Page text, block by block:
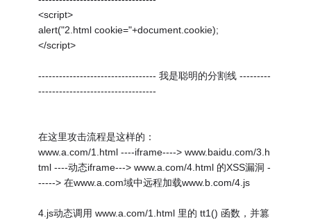
<script>
alert("2.html cookie="+document.cookie);
</script>
---------------------------------- 我是聪明的分割线 ---------
----------------------------------
在这里攻击流程是这样的：
www.a.com/1.html ----iframe----> www.baidu.com/3.h
tml ----动态iframe---> www.a.com/4.html 的XSS漏洞 -
-----> 在www.a.com域中远程加载www.b.com/4.js
4.js动态调用 www.a.com/1.html 里的 tt1() 函数，并篡